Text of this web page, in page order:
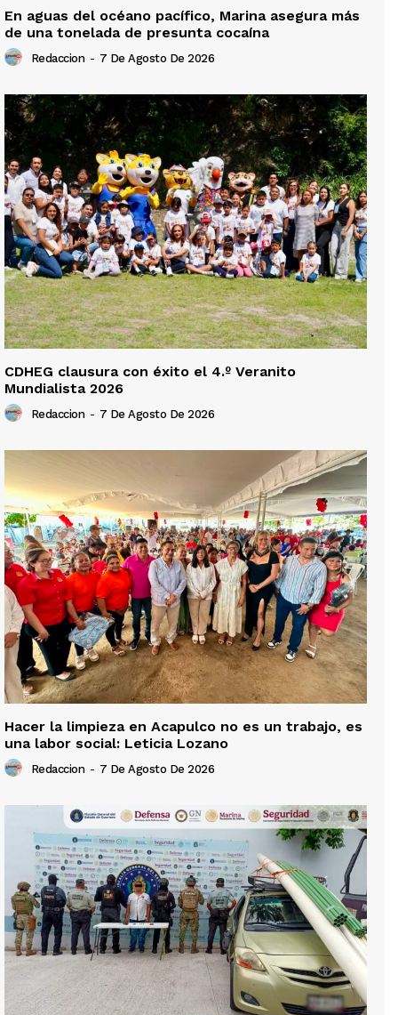
En aguas del océano pacífico, Marina asegura más
de una tonelada de presunta cocaína
Redaccion - 7 De Agosto De 2026
CDHEG clausura con éxito el 4.º Veranito
Mundialista 2026
Redaccion - 7 De Agosto De 2026
Hacer la limpieza en Acapulco no es un trabajo, es
una labor social: Leticia Lozano
Redaccion - 7 De Agosto De 2026